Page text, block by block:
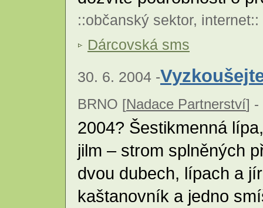
::občanský sektor, internet::
Dárcovská sms
30. 6. 2004 -
BRNO [Nadace Partnerství] -
2004? Šestikmenná
jilm – strom splněných
dvou dubech, lípach a
kaštanovník a jedno